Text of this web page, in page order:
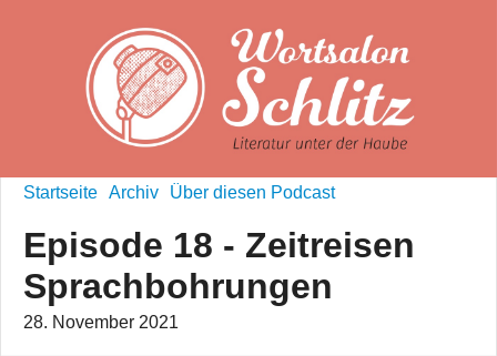
Startseite Archiv Über diesen Podcast
Episode 18 - Zeitreisen
Sprachbohrungen
28. November 2021